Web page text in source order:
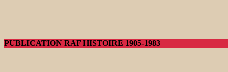
PUBLICATION RAF HISTOIRE 1905-1983